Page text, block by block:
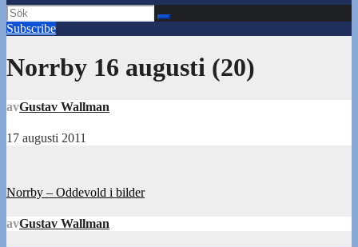
Subscribe
Norrby 16 augusti (20)
avGustav Wallman
17 augusti 2011
Inläggsnavigering
Norrby – Oddevold i bilder
avGustav Wallman